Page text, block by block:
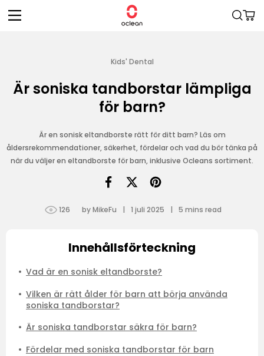
vidare
till
Kids' Dental
Är soniska tandborstar lämpliga
för barn?
Är en sonisk eltandborste rätt för ditt barn? Läs om
åldersrekommendationer, säkerhet, fördelar och vad du bör tänka på
när du väljer en eltandborste för barn, inklusive Ocleans sortiment.
126 by MikeFu | 1 juli 2025 | 5 mins read
Innehållsförteckning
Vad är en sonisk eltandborste?
Vilken är rätt ålder för barn att börja använda
soniska tandborstar?
Är soniska tandborstar säkra för barn?
Fördelar med soniska tandborstar för barn